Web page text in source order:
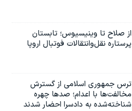
از صلاح تا وینیسیوس؛ تابستان
پرستاره نقل‌وانتقالات فوتبال اروپا
ترس جمهوری اسلامی از گسترش
مخالفت‌ها با اعدام؛ صدها چهره
شناخته‌شده به دادسرا احضار شدند